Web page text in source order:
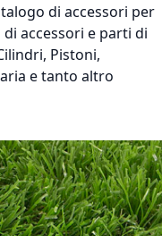
di accessori per
accessori e parti di
Pistoni,
e tanto altro